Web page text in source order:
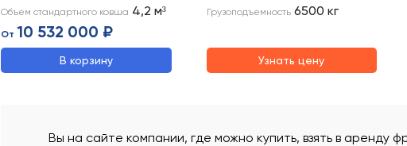
Объем стандартного ковша 4,2 м³
От 10 532 000 ₽
В корзину
Грузоподъемность 6500 кг
Узнать цену
Вы на сайте компании, где можно купить, взять в аренду